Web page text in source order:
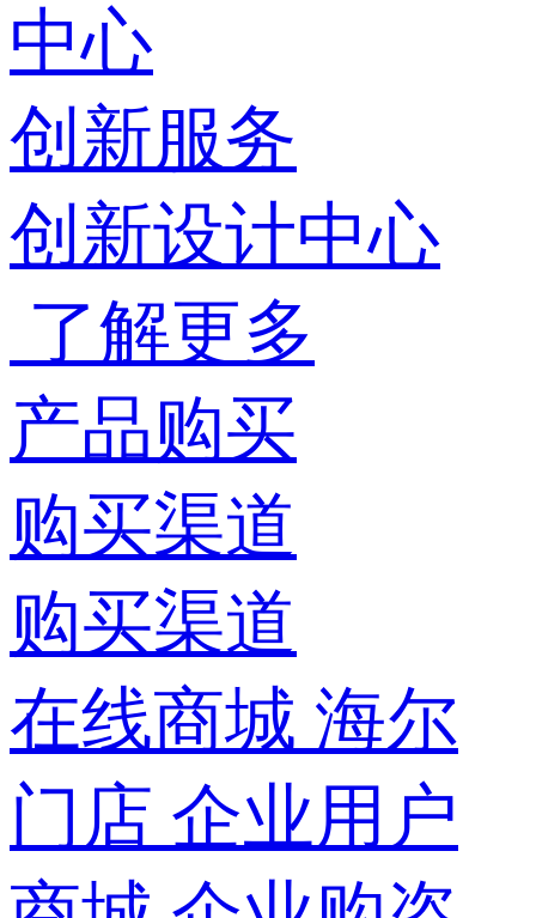
中心
创新服务
创新设计中心
了解更多
产品购买
购买渠道
购买渠道
在线商城 海尔
门店 企业用户